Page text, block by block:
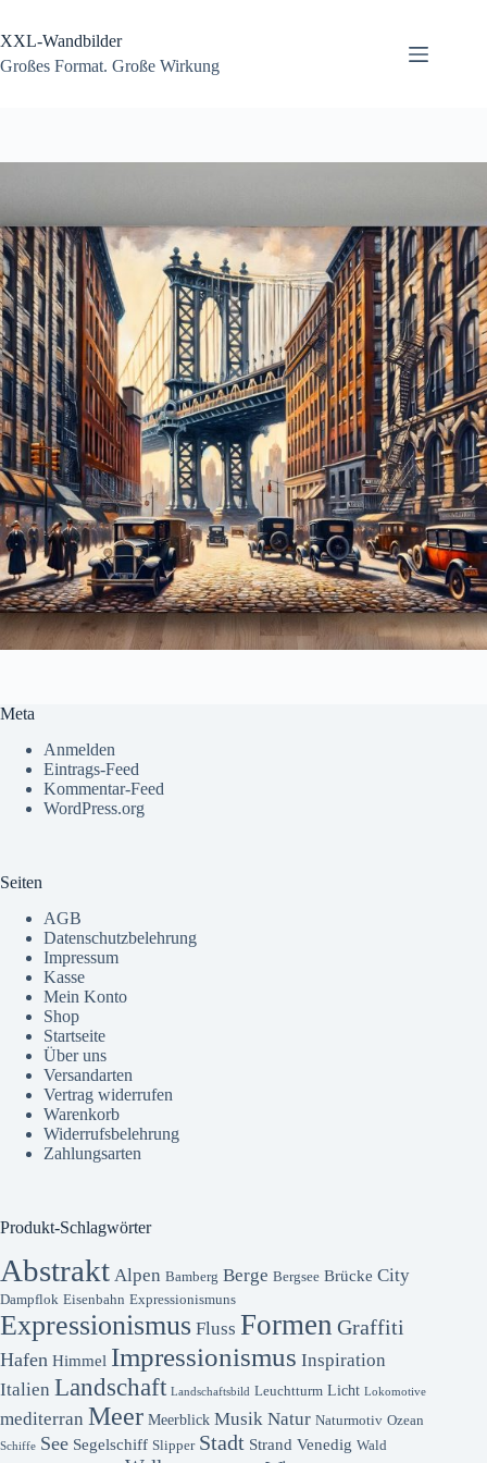
springen
XXL-Wandbilder
Großes Format. Große Wirkung
Meta
Anmelden
Eintrags-Feed
Kommentar-Feed
WordPress.org
Seiten
AGB
Datenschutzbelehrung
Impressum
Kasse
Mein Konto
Shop
Startseite
Über uns
Versandarten
Vertrag widerrufen
Warenkorb
Widerrufsbelehrung
Zahlungsarten
Produkt-Schlagwörter
Abstrakt Alpen Bamberg Berge Bergsee Brücke City
Dampflok Eisenbahn Expressionismuns
Expressionismus Fluss Formen Graffiti
Hafen Himmel Impressionismus Inspiration
Italien Landschaft Landschaftsbild Leuchtturm Licht Lokomotive
mediterran Meer Meerblick Musik Natur Naturmotiv Ozean
Schiffe See Segelschiff Slipper Stadt Strand Venedig Wald